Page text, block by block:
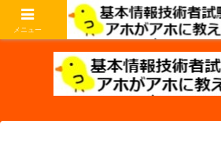
基本情報技術者試験の過去問を解説します。ア
す。
メニュー